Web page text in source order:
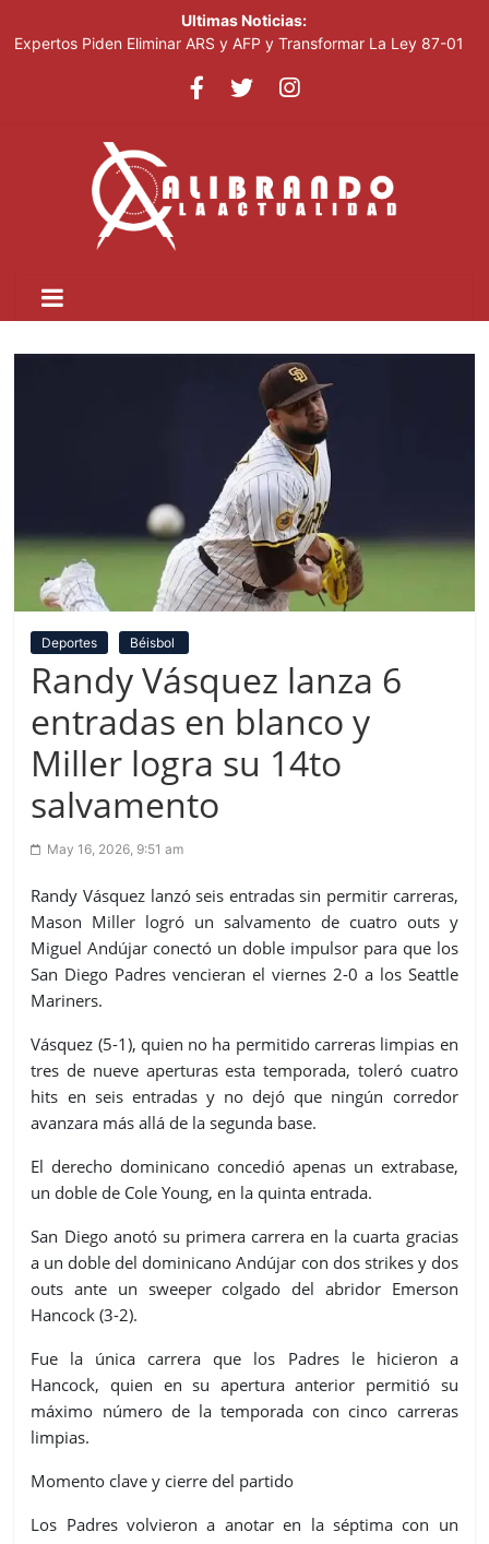
Ultimas Noticias:
Expertos Piden Eliminar ARS y AFP y Transformar La Ley 87-01
miembros de la Fuerza del Pueblo
Acciones De Sandisk Suben 2,800% En Doce Meses Impulsadas
Por La Demanda De IA
Plataforma Cripto Vinculada A Irán Movió US$6,300 Millones
Antes De Ser Sancionada
Deportes Béisbol
Randy Vásquez lanza 6
entradas en blanco y
Miller logra su 14to
salvamento
May 16, 2026, 9:51 am
Randy Vásquez lanzó seis entradas sin permitir carreras,
Mason Miller logró un salvamento de cuatro outs y
Miguel Andújar conectó un doble impulsor para que los
San Diego Padres vencieran el viernes 2-0 a los Seattle
Mariners.
Vásquez (5-1), quien no ha permitido carreras limpias en
tres de nueve aperturas esta temporada, toleró cuatro
hits en seis entradas y no dejó que ningún corredor
avanzara más allá de la segunda base.
El derecho dominicano concedió apenas un extrabase,
un doble de Cole Young, en la quinta entrada.
San Diego anotó su primera carrera en la cuarta gracias
a un doble del dominicano Andújar con dos strikes y dos
outs ante un sweeper colgado del abridor Emerson
Hancock (3-2).
Fue la única carrera que los Padres le hicieron a
Hancock, quien en su apertura anterior permitió su
máximo número de la temporada con cinco carreras
limpias.
Momento clave y cierre del partido
Los Padres volvieron a anotar en la séptima con un